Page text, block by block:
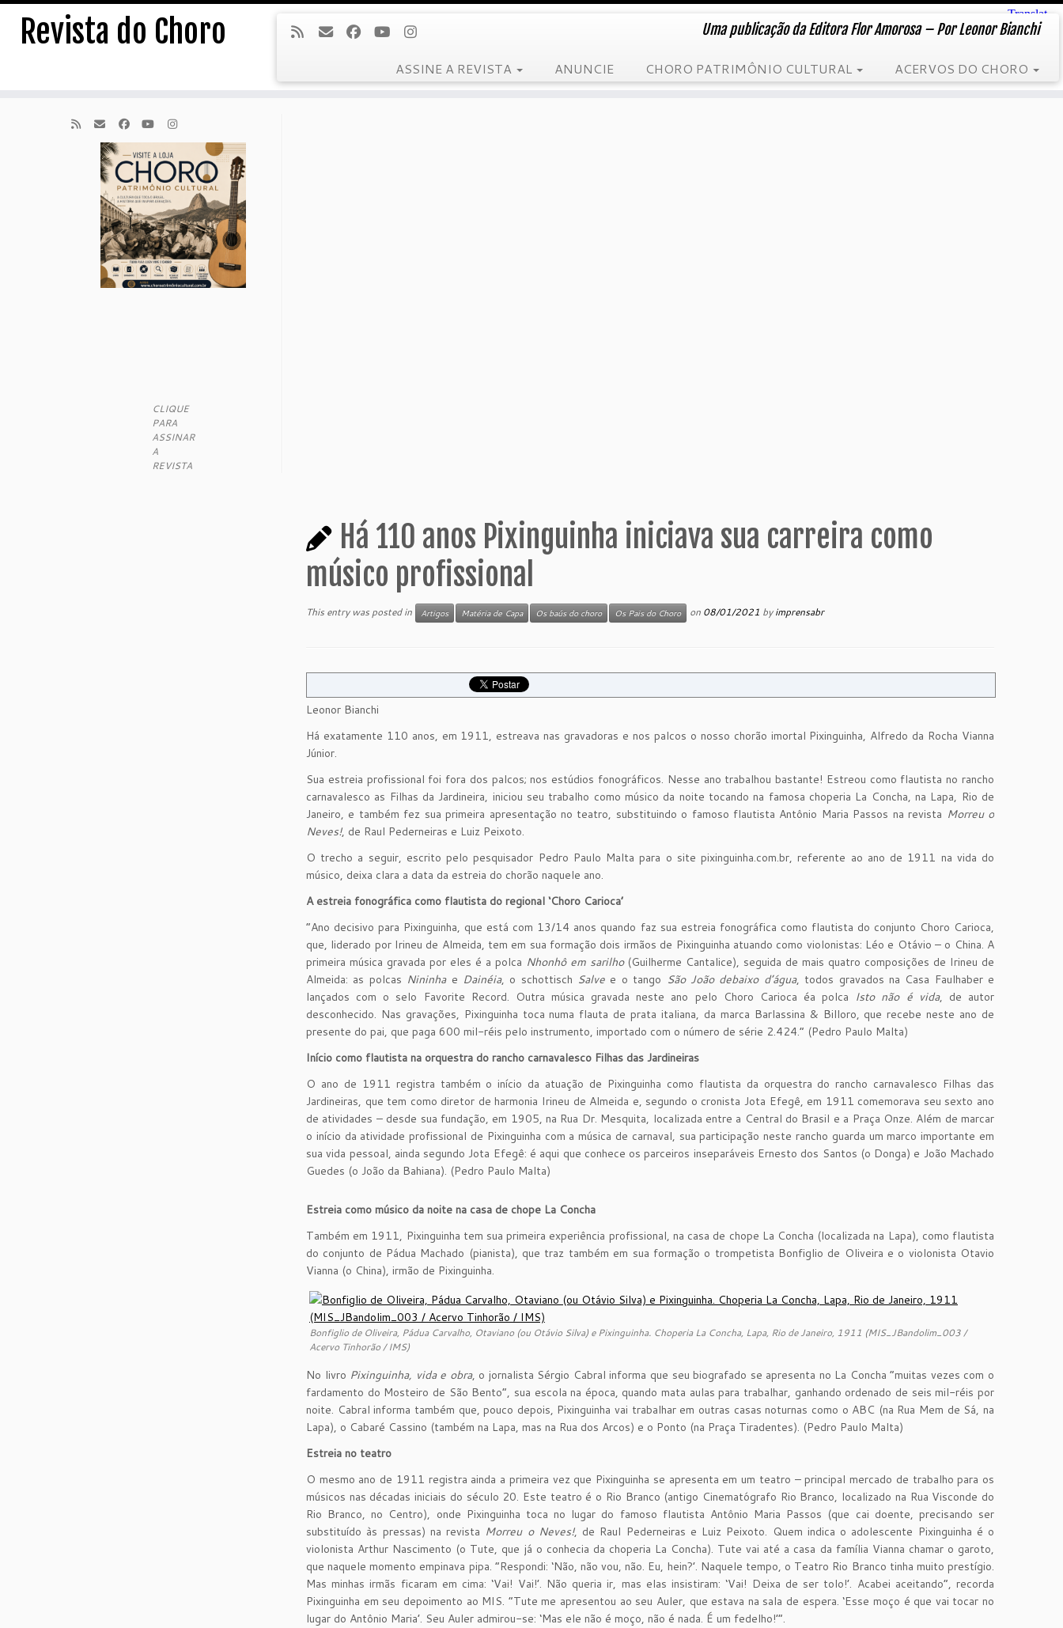
Skip
contentRevista do Choro Uma publicação da Editora Flor Amorosa – Por Leonor Bianchi
ASSINE A REVISTA ANUNCIE CHORO PATRIMÔNIO CULTURAL ACERVOS DO CHORO
CLIQUE
PARA
ASSINAR
A
REVISTA
Há 110 anos Pixinguinha iniciava sua carreira como
músico profissional
This entry was posted in Artigos Matéria de Capa Os baús do choro Os Pais do Choro on 08/01/2021 byimprensabr
Leonor Bianchi
Há exatamente 110 anos, em 1911, estreava nas gravadoras e nos palcos o nosso chorão imortal Pixinguinha, Alfredo da Rocha Vianna
Júnior.
Sua estreia profissional foi fora dos palcos; nos estúdios fonográficos. Nesse ano trabalhou bastante! Estreou como flautista no rancho
carnavalesco as Filhas da Jardineira, iniciou seu trabalho como músico da noite tocando na famosa choperia La Concha, na Lapa, Rio de
Janeiro, e também fez sua primeira apresentação no teatro, substituindo o famoso flautista Antônio Maria Passos na revista Morreu o
Neves!, de Raul Pederneiras e Luiz Peixoto.
O trecho a seguir, escrito pelo pesquisador Pedro Paulo Malta para o site pixinguinha.com.br, referente ao ano de 1911 na vida do
músico, deixa clara a data da estreia do chorão naquele ano.
A estreia fonográfica como flautista do regional ‘Choro Carioca’
“Ano decisivo para Pixinguinha, que está com 13/14 anos quando faz sua estreia fonográfica como flautista do conjunto Choro Carioca,
que, liderado por Irineu de Almeida, tem em sua formação dois irmãos de Pixinguinha atuando como violonistas: Léo e Otávio – o China. A
primeira música gravada por eles é a polca Nhonhô em sarilho(Guilherme Cantalice), seguida de mais quatro composições de Irineu de
Almeida: as polcas Nininhae Dainéia, o schottisch Salve e o tango São João debaixo d’água, todos gravados na Casa Faulhaber e
lançados com o selo Favorite Record. Outra música gravada neste ano pelo Choro Carioca éa polca Isto não é vida, de autor
desconhecido. Nas gravações, Pixinguinha toca numa flauta de prata italiana, da marca Barlassina & Billoro, que recebe neste ano de
presente do pai, que paga 600 mil-réis pelo instrumento, importado com o número de série 2.424.” (Pedro Paulo Malta)
Início como flautista na orquestra do rancho carnavalesco Filhas das Jardineiras
O ano de 1911 registra também o início da atuação de Pixinguinha como flautista da orquestra do rancho carnavalesco Filhas das
Jardineiras, que tem como diretor de harmonia Irineu de Almeida e, segundo o cronista Jota Efegê, em 1911 comemorava seu sexto ano
de atividades – desde sua fundação, em 1905, na Rua Dr. Mesquita, localizada entre a Central do Brasil e a Praça Onze. Além de marcar
o início da atividade profissional de Pixinguinha com a música de carnaval, sua participação neste rancho guarda um marco importante em
sua vida pessoal, ainda segundo Jota Efegê: é aqui que conhece os parceiros inseparáveis Ernesto dos Santos (o Donga) e João Machado
Guedes (o João da Bahiana). (Pedro Paulo Malta)
Estreia como músico da noite na casa de chope La Concha
Também em 1911, Pixinguinha tem sua primeira experiência profissional, na casa de chope La Concha (localizada na Lapa), como flautista
do conjunto de Pádua Machado (pianista), que traz também em sua formação o trompetista Bonfiglio de Oliveira e o violonista Otavio
Vianna (o China), irmão de Pixinguinha.
Bonfiglio de Oliveira, Pádua Carvalho, Otaviano (ou Otávio Silva) e Pixinguinha. Choperia La Concha, Lapa, Rio de Janeiro, 1911 (MIS_JBandolim_003 /
Acervo Tinhorão / IMS)
No livro Pixinguinha, vida e obra, o jornalista Sérgio Cabral informa que seu biografado se apresenta no La Concha “muitas vezes com o
fardamento do Mosteiro de São Bento”, sua escola na época, quando mata aulas para trabalhar, ganhando ordenado de seis mil-réis por
noite. Cabral informa também que, pouco depois, Pixinguinha vai trabalhar em outras casas noturnas como o ABC (na Rua Mem de Sá, na
Lapa), o Cabaré Cassino (também na Lapa, mas na Rua dos Arcos) e o Ponto (na Praça Tiradentes). (Pedro Paulo Malta)
Estreia no teatro
O mesmo ano de 1911 registra ainda a primeira vez que Pixinguinha se apresenta em um teatro – principal mercado de trabalho para os
músicos nas décadas iniciais do século 20. Este teatro é o Rio Branco (antigo Cinematógrafo Rio Branco, localizado na Rua Visconde do
Rio Branco, no Centro), onde Pixinguinha toca no lugar do famoso flautista Antônio Maria Passos (que cai doente, precisando ser
substituído às pressas) na revista Morreu o Neves!, de Raul Pederneiras e Luiz Peixoto. Quem indica o adolescente Pixinguinha é o
violonista Arthur Nascimento (o Tute, que já o conhecia da choperia La Concha). Tute vai até a casa da família Vianna chamar o garoto,
que naquele momento empinava pipa. “Respondi: ‘Não, não vou, não. Eu, hein?’. Naquele tempo, o Teatro Rio Branco tinha muito prestígio.
Mas minhas irmãs ficaram em cima: ‘Vai! Vai!’. Não queria ir, mas elas insistiram: ‘Vai! Deixa de ser tolo!’. Acabei aceitando”, recorda
Pixinguinha em seu depoimento ao MIS. “Tute me apresentou ao seu Auler, que estava na sala de espera. ‘Esse moço é que vai tocar no
lugar do Antônio Maria’. Seu Auler admirou-se: ‘Mas ele não é moço, não é nada. É um fedelho!’”.